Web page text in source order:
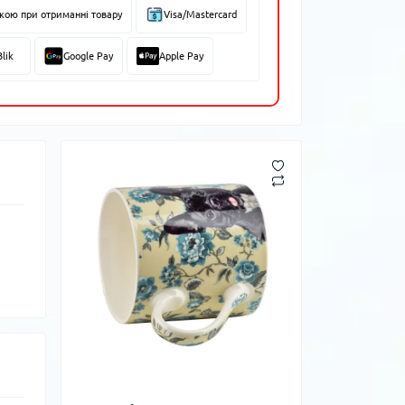
при отриманні товару Visa/Mastercard
Google Pay Apple Pay